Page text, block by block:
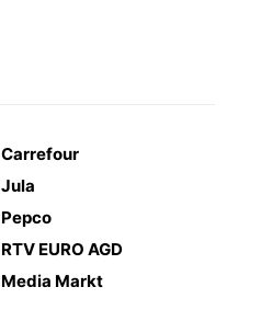
Carrefour
Jula
Pepco
RTV EURO AGD
Media Markt